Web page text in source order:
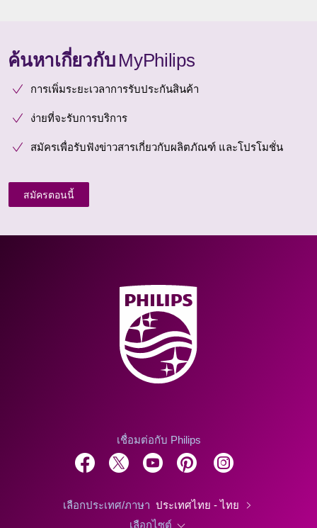
ค้นหาเกี่ยวกับ MyPhilips
การเพิ่มระยะเวลาการรับประกันสินค้า
ง่ายที่จะรับการบริการ
สมัครเพื่อรับฟังข่าวสารเกี่ยวกับผลิตภัณฑ์ และโปรโมชั่น
สมัครตอนนี้
เชื่อมต่อกับ Philips
เลือกประเทศ/ภาษา ประเทศไทย - ไทย
เลือกไซต์